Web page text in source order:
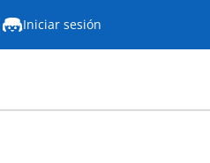
Iniciar sesión